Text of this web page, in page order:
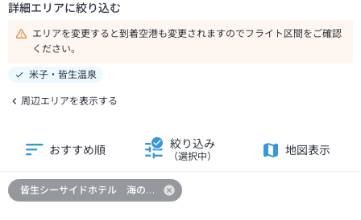
詳細エリアに絞り込む
エリアを変更すると到着空港も変更されますのでフライト区間をご確認
ください。
米子・皆生温泉
周辺エリアを表示する
おすすめ順 絞り込み
（選択中）
地図表示
皆生シーサイドホテル 海の四季